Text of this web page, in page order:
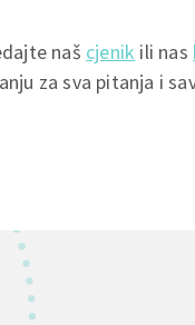
naš cjenik ili nas
za sva pitanja i